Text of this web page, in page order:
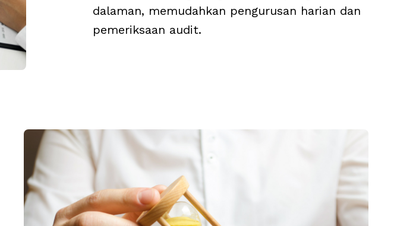
dalaman, memudahkan pengurusan harian dan
pemeriksaan audit.